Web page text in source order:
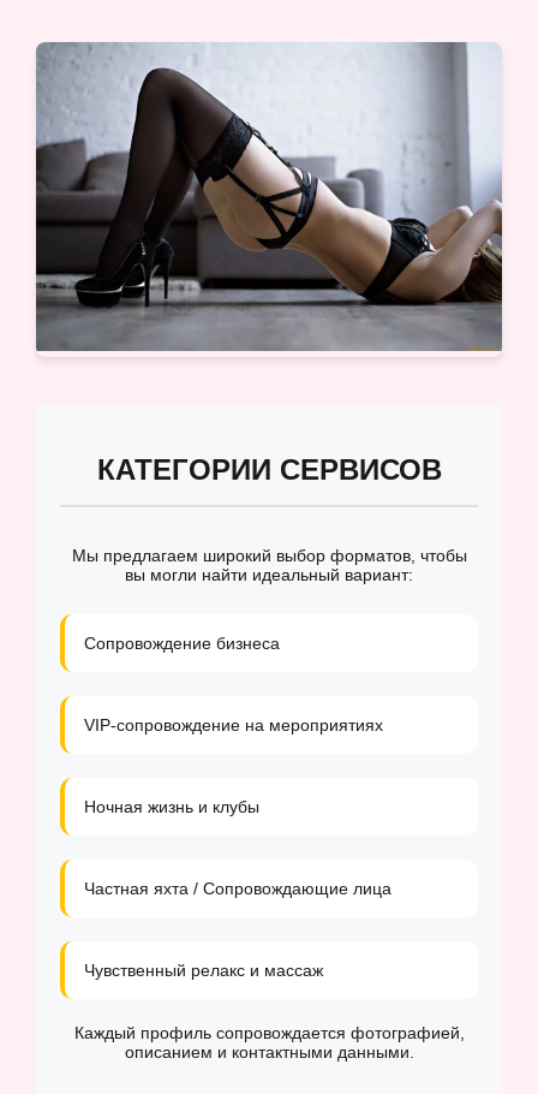
КАТЕГОРИИ СЕРВИСОВ
Мы предлагаем широкий выбор форматов, чтобы
вы могли найти идеальный вариант:
Сопровождение бизнеса
VIP-сопровождение на мероприятиях
Ночная жизнь и клубы
Частная яхта / Сопровождающие лица
Чувственный релакс и массаж
Каждый профиль сопровождается фотографией,
описанием и контактными данными.